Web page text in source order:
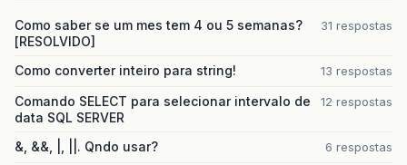
Como saber se um mes tem 4 ou 5 semanas?
[RESOLVIDO]
31 respostas
Como converter inteiro para string! 13 respostas
Comando SELECT para selecionar intervalo de
data SQL SERVER
12 respostas
&, &&, |, ||. Qndo usar? 6 respostas